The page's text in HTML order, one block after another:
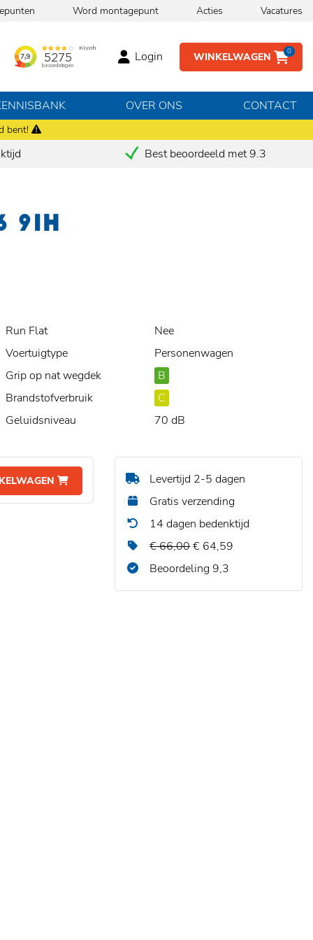
bent!
Word montagepunt Acties Vacatures
WINKELWAGEN 0
Login
OVER ONS CONTACT
Best beoordeeld met 9.3
91H
Run Flat
Nee
Voertuigtype
Personenwagen
Grip op nat wegdek
B
Brandstofverbruik
C
Geluidsniveau
70 dB
Levertijd 2-5 dagen
Gratis verzending
14 dagen bedenktijd
€ 66,00€ 64,59
Beoordeling 9,3